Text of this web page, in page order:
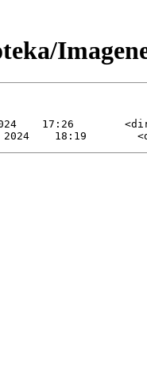
17:26
2024    18:19